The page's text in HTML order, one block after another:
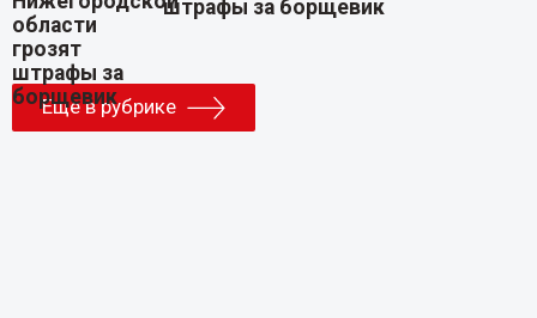
штрафы за борщевик
Еще в рубрике